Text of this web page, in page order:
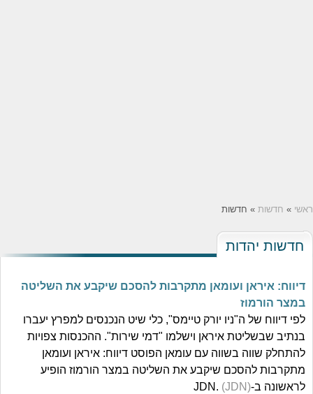
ראשי » חדשות » חדשות
חדשות יהדות
דיווח: איראן ועומאן מתקרבות להסכם שיקבע את השליטה
במצר הורמוז
לפי דיווח של ה"ניו יורק טיימס", כלי שיט הנכנסים למפרץ יעברו
בנתיב שבשליטת איראן וישלמו "דמי שירות". ההכנסות צפויות
להתחלק שווה בשווה עם עומאן הפוסט דיווח: איראן ועומאן
מתקרבות להסכם שיקבע את השליטה במצר הורמוז הופיע
לראשונה ב-JDN.(JDN)